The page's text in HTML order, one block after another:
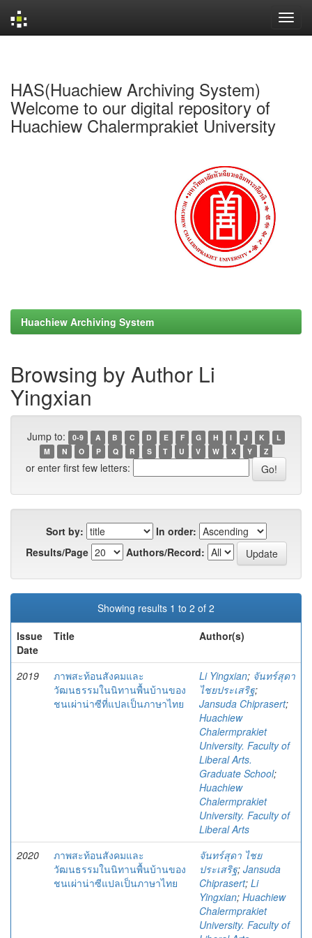
HAS(Huachiew Archiving System)
Welcome to our digital repository of
Huachiew Chalermprakiet University
Huachiew Archiving System
Browsing by Author Li
Yingxian
Jump to: 0-9 A B C D E F G H I J K
L
M
N O P Q R S T U V W X Y Z
or enter first few letters:
Sort by:
In order:
Results/Page
Authors/Record:
Showing results 1 to 2 of 2
Issue
Date
Title Author(s)
2019
ภาพสะท้อนสังคมและ
วัฒนธรรมในนิทานพื้นบ้านของ
ชนเผ่าน่าซีที่แปลเป็นภาษาไทย
Li Yingxian; จันทร์สุดา
ไชยประเสริฐ;
Jansuda Chiprasert;
Huachiew
Chalermprakiet
University. Faculty of
Liberal Arts.
Graduate School;
Huachiew
Chalermprakiet
University. Faculty of
Liberal Arts
2020
ภาพสะท้อนสังคมและ
วัฒนธรรมในนิทานพื้นบ้านของ
ชนเผ่าน่าซีแปลเป็นภาษาไทย
จันทร์สุดา ไชย
ประเสริฐ; Jansuda
Chiprasert; Li
Yingxian; Huachiew
Chalermprakiet
University. Faculty of